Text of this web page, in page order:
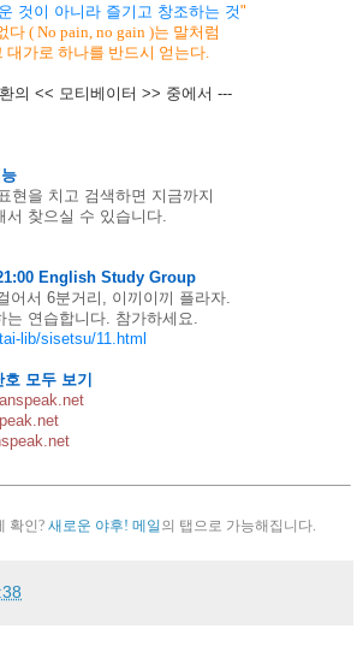
것이 아니라 즐기고 창조하는 것"
( No pain, no gain )는 말처럼
대가로 하나를 반드시 얻는다.
의 << 모티베이터 >> 중에서 ---
현을 치고 검색하면 지금까지
찾으실 수 있습니다.
English Study Group
어서 6분거리, 이끼이끼 플라자.
연습합니다. 참가하세요.
lib/sisetsu/11.html
모두 보기
확인? 새로운 야후! 메일의 탭으로 가능해집니다.